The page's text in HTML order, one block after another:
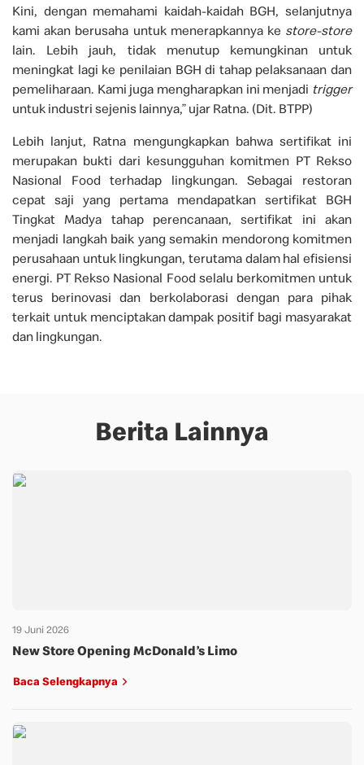
Kini, dengan memahami kaidah-kaidah BGH, selanjutnya
kami akan berusaha untuk menerapkannya ke store-store
lain. Lebih jauh, tidak menutup kemungkinan untuk
meningkat lagi ke penilaian BGH di tahap pelaksanaan dan
pemeliharaan. Kami juga mengharapkan ini menjadi trigger
untuk industri sejenis lainnya,” ujar Ratna. (Dit. BTPP)
Lebih lanjut, Ratna mengungkapkan bahwa sertifikat ini
merupakan bukti dari kesungguhan komitmen PT Rekso
Nasional Food terhadap lingkungan. Sebagai restoran
cepat saji yang pertama mendapatkan sertifikat BGH
Tingkat Madya tahap perencanaan, sertifikat ini akan
menjadi langkah baik yang semakin mendorong komitmen
perusahaan untuk lingkungan, terutama dalam hal efisiensi
energi. PT Rekso Nasional Food selalu berkomitmen untuk
terus berinovasi dan berkolaborasi dengan para pihak
terkait untuk menciptakan dampak positif bagi masyarakat
dan lingkungan.
Berita Lainnya
19 Juni 2026
New Store Opening McDonald’s Limo
Baca Selengkapnya